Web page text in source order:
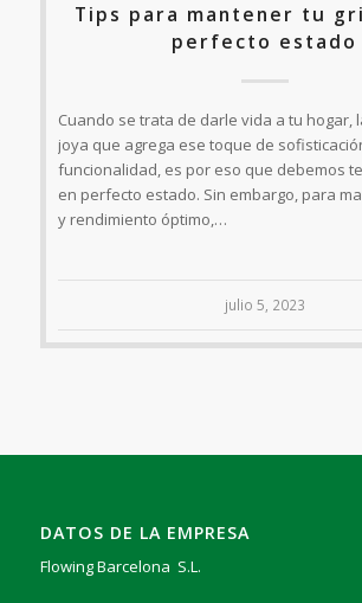
Tips para mantener tu
perfecto estado
Cuando se trata de darle vida a tu hogar,
joya que agrega ese toque de
funcionalidad, es por eso que debemos
en perfecto estado. Sin embargo, para
y rendimiento óptimo,…
julio 5, 2023
DATOS DE LA EMPRESA
Flowing Barcelona S.L.